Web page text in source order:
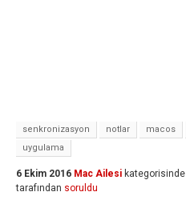
senkronizasyon notlar macos
uygulama
6 Ekim 2016 Mac Ailesi kategorisinde
tarafından soruldu